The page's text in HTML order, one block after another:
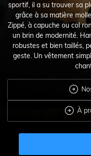
sportif, il a su trouver sa
grâce à sa matière
Zippé, à capuche ou col
un brin de modernité.
robustes et bien taillés,
geste. Un vêtement

 À